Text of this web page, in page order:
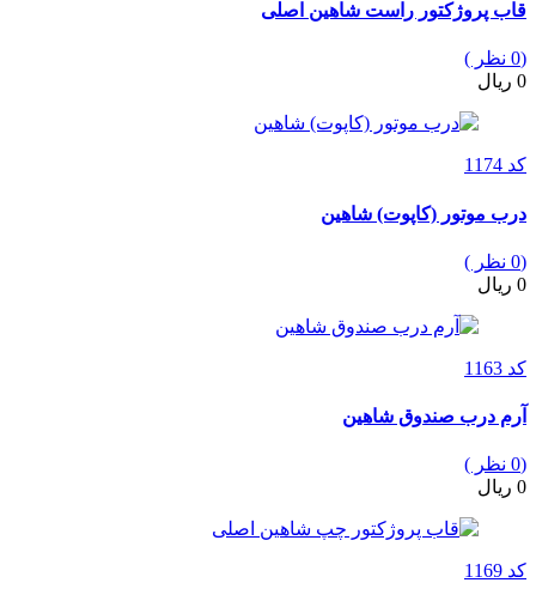
قاب پروژکتور راست شاهین اصلی
(0 نظر )
0 ریال
کد 1174
درب موتور (کاپوت) شاهین
(0 نظر )
0 ریال
کد 1163
آرم درب صندوق شاهین
(0 نظر )
0 ریال
کد 1169